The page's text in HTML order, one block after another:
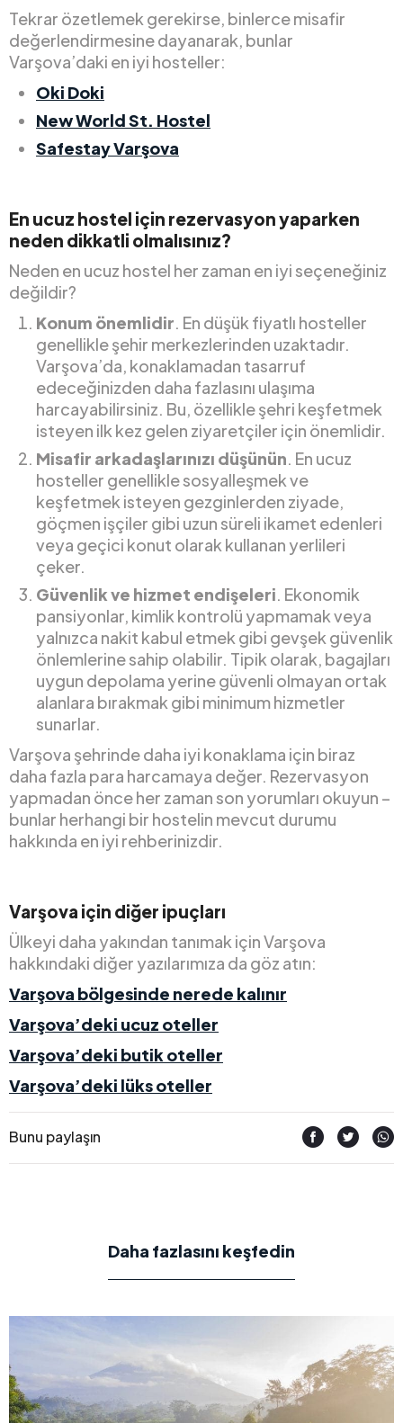
Tekrar özetlemek gerekirse, binlerce misafir
değerlendirmesine dayanarak, bunlar
Varşova’daki en iyi hosteller:
Oki Doki
New World St. Hostel
Safestay Varşova
En ucuz hostel için rezervasyon yaparken
neden dikkatli olmalısınız?
Neden en ucuz hostel her zaman en iyi seçeneğiniz
değildir?
Konum önemlidir. En düşük fiyatlı hosteller
genellikle şehir merkezlerinden uzaktadır.
Varşova’da, konaklamadan tasarruf
edeceğinizden daha fazlasını ulaşıma
harcayabilirsiniz. Bu, özellikle şehri keşfetmek
isteyen ilk kez gelen ziyaretçiler için önemlidir.
Misafir arkadaşlarınızı düşünün. En ucuz
hosteller genellikle sosyalleşmek ve
keşfetmek isteyen gezginlerden ziyade,
göçmen işçiler gibi uzun süreli ikamet edenleri
veya geçici konut olarak kullanan yerlileri
çeker.
Güvenlik ve hizmet endişeleri. Ekonomik
pansiyonlar, kimlik kontrolü yapmamak veya
yalnızca nakit kabul etmek gibi gevşek güvenlik
önlemlerine sahip olabilir. Tipik olarak, bagajları
uygun depolama yerine güvenli olmayan ortak
alanlara bırakmak gibi minimum hizmetler
sunarlar.
Varşova şehrinde daha iyi konaklama için biraz
daha fazla para harcamaya değer. Rezervasyon
yapmadan önce her zaman son yorumları okuyun –
bunlar herhangi bir hostelin mevcut durumu
hakkında en iyi rehberinizdir.
Varşova için diğer ipuçları
Ülkeyi daha yakından tanımak için Varşova
hakkındaki diğer yazılarımıza da göz atın:
Varşova bölgesinde nerede kalınır
Varşova’deki ucuz oteller
Varşova’deki butik oteller
Varşova’deki lüks oteller
Bunu paylaşın
Daha fazlasını keşfedin